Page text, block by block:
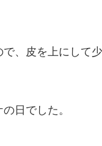
で、皮を上にして
日でした。